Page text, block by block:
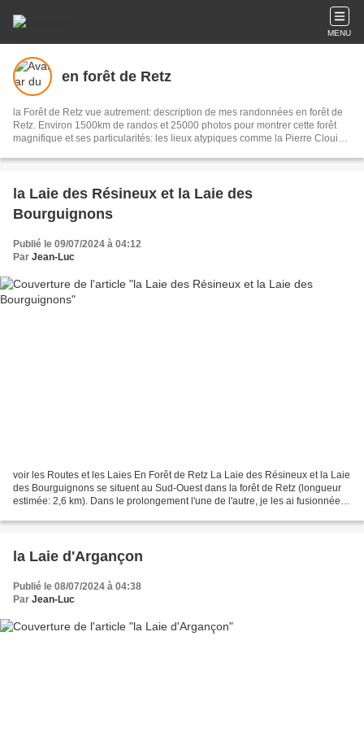
MENU
en forêt de Retz
la Forêt de Retz vue autrement: description de mes randonnées en forêt de
Retz. Environ 1500km de randos et 25000 photos pour montrer cette forêt
magnifique et ses particularités: les lieux atypiques comme la Pierre Clouise,
360 carrefours nommés, plus de 100 routes forestières, les étangs, des
la Laie des Résineux et la Laie des
Bourguignons
Publié le 09/07/2024 à 04:12
Par Jean-Luc
voir les Routes et les Laies En Forêt de Retz La Laie des Résineux et la Laie
des Bourguignons se situent au Sud-Ouest dans la forêt de Retz (longueur
estimée: 2,6 km). Dans le prolongement l'une de l'autre, je les ai fusionnées
la Laie d'Argançon
Publié le 08/07/2024 à 04:38
Par Jean-Luc